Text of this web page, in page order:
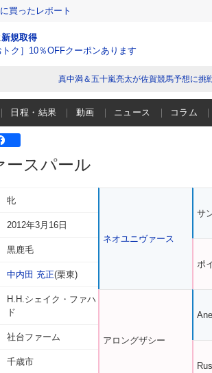
買ったレポート
新規取得
トク］10％OFFクーポンあります
真中満＆五十嵐亮太が佐賀競馬予想に挑
日程・結果 動画 ニュース コラム
ースパール
牝
2012年3月16日
黒鹿毛
中内田 充正(栗東)
H.H.シェイク・ファハ
ド
社台ファーム
千歳市
ネオユニヴァース
アロングザシー
サ
ポ